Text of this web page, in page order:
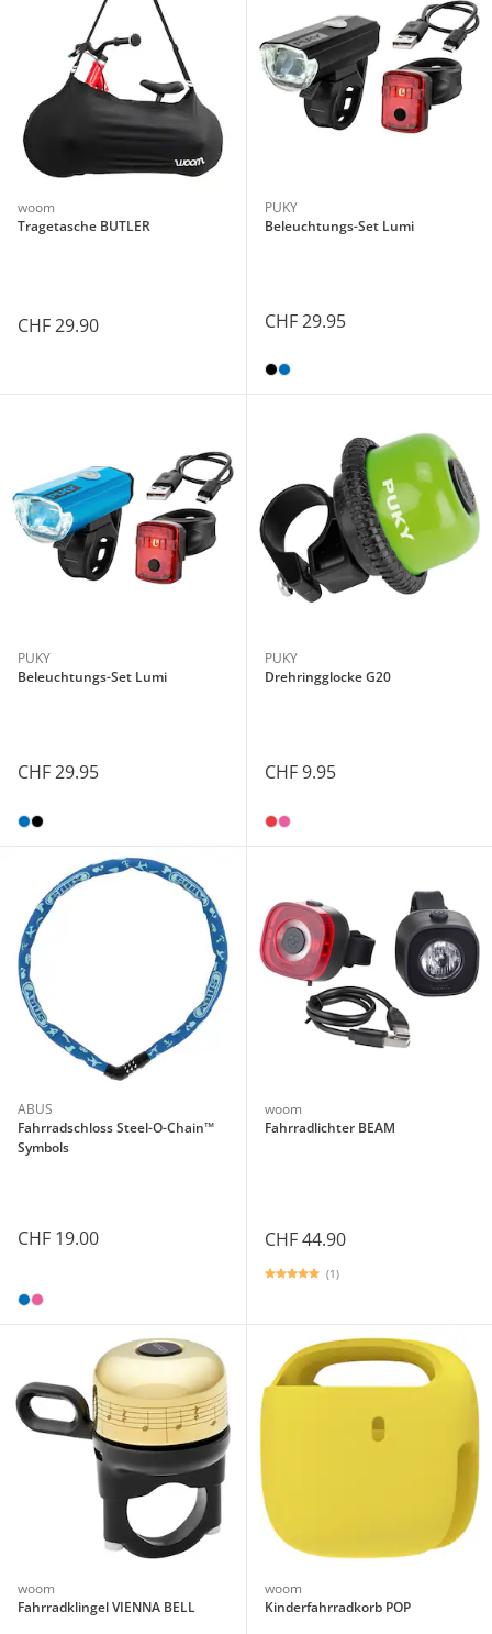
woom
Tragetasche BUTLER
CHF 29.90
PUKY
Beleuchtungs-Set Lumi
CHF 29.95
PUKY
Beleuchtungs-Set Lumi
CHF 29.95
PUKY
Drehringglocke G20
CHF 9.95
ABUS
Fahrradschloss Steel-O-Chain™
Symbols
CHF 19.00
woom
Fahrradlichter BEAM
CHF 44.90
(1)
woom
Fahrradklingel VIENNA BELL
woom
Kinderfahrradkorb POP